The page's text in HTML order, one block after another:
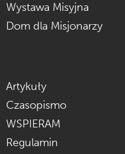
Wystawa Misyjna
Dom dla Misjonarzy
Artykuły
Czasopismo
WSPIERAM
Regulamin